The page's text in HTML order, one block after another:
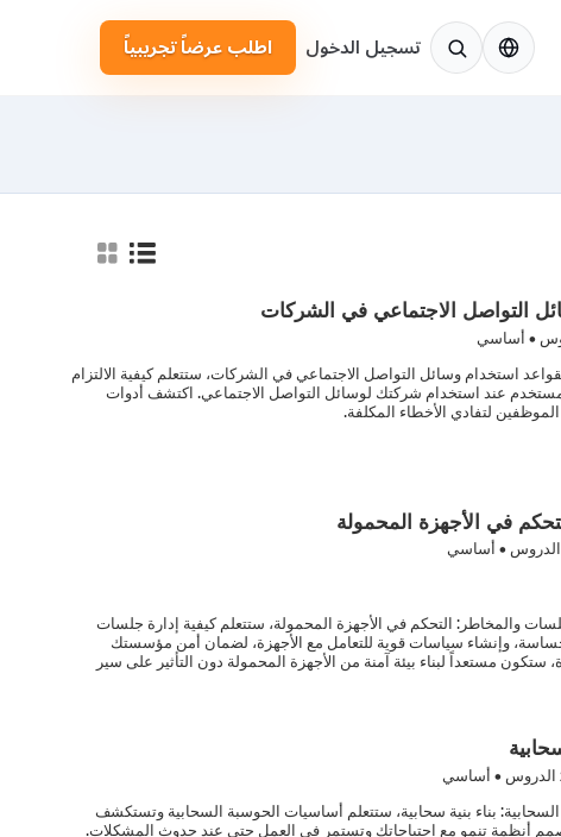
الإنجليزية تسجيل الدخول اطلب عرضاً تجريبياً
التواصل الاجتماعي في الشركات
• أساسي
استخدام وسائل التواصل الاجتماعي في الشركات، ستتعلم كيفية الالتزام
عند استخدام شركتك لوسائل التواصل الاجتماعي. اكتشف أدوات
لتفادي الأخطاء المكلفة.
في الأجهزة المحمولة
• أساسي
والمخاطر: التحكم في الأجهزة المحمولة، ستتعلم كيفية إدارة جلسات
وإنشاء سياسات قوية للتعامل مع الأجهزة، لضمان أمن مؤسستك
ستكون مستعداً لبناء بيئة آمنة من الأجهزة المحمولة دون التأثير على سير
الدروس • أساسي
بناء بنية سحابية، ستتعلم أساسيات الحوسبة السحابية وتستكشف
أنظمة تنمو مع احتياجاتك وتستمر في العمل حتى عند حدوث المشكلات.